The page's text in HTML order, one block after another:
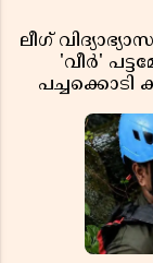
ലീഗ്
'വീർ'
പച്ചക്കൊടി